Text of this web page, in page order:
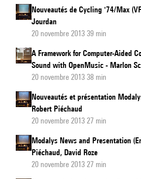
Nouveautés de Cycling '74/Max
Jourdan
20 novembre 2013 39 min
A Framework for Computer-Aided
Sound with OpenMusic - Marlon
20 novembre 2013 38 min
Nouveautés et présentation
Robert Piéchaud
20 novembre 2013 27 min
Modalys News and Presentation
Piéchaud, David Roze
20 novembre 2013 27 min